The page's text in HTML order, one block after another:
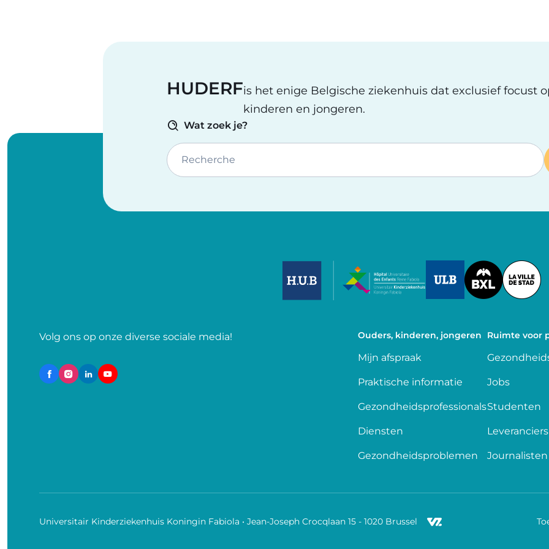
HUDERFis het enige Belgische ziekenhuis dat exclusief focust
kinderen en jongeren.
Wat zoek je?
Recherche
Image
Volg ons op onze diverse sociale media! Ouders, kinderen, jongeren
Mijn afspraak
Praktische informatie
Gezondheidsprofessionals
Diensten
Gezondheidsproblemen
Ruimte voor
Jobs
Studenten
Leveranciers
Journalisten
Universitair Kinderziekenhuis Koningin Fabiola • Jean-Joseph Crocqlaan 15 - 1020 Brussel